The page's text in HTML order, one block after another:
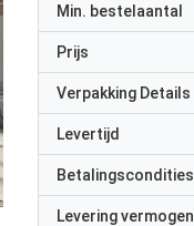
Min. bestelaantal
Prijs
Verpakking Details
Levertijd
Betalingscondities
Levering vermogen